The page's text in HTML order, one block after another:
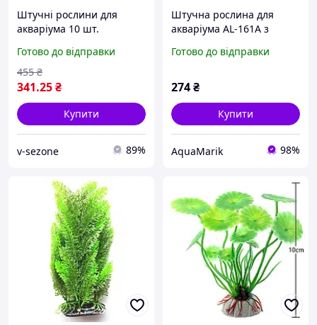
Штучні рослини для
акваріума 10 шт.
Готово до відправки
341.25₴
455 ₴
Купити
v-sezone 89%
Штучна рослина для
акваріума AL-161A з
Готово до відправки
274₴
Купити
AquaMarik 98%